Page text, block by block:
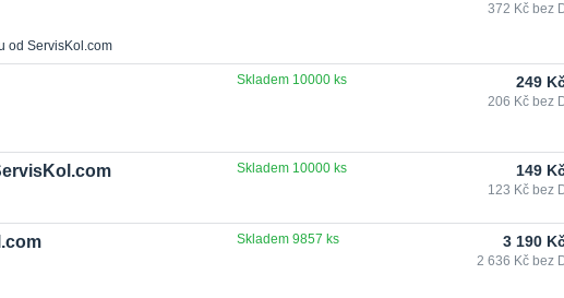
od ServisKol.com
372 Kč bez
249
206 Kč bez
Skladem 10000 ks
149
123 Kč bez
Skladem 10000 ks
3 190
2 636 Kč bez
Skladem 9857 ks